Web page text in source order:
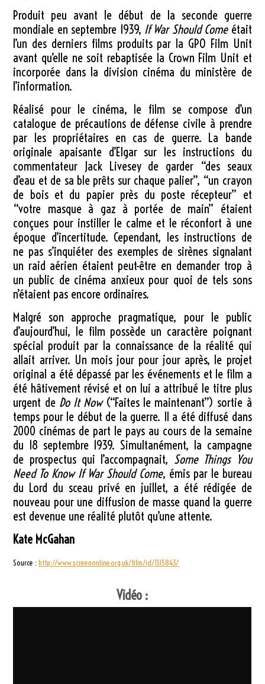
Produit peu avant le début de la seconde guerre
mondiale en septembre 1939, If War Should Comeétait
l’un des derniers films produits par la GPO Film Unit
avant qu’elle ne soit rebaptisée la Crown Film Unit et
incorporée dans la division cinéma du ministère de
l’information.
Réalisé pour le cinéma, le film se compose d’un
catalogue de précautions de défense civile à prendre
par les propriétaires en cas de guerre. La bande
originale apaisante d’Elgar sur les instructions du
commentateur Jack Livesey de garder “des seaux
d’eau et de sa ble prêts sur chaque palier”, “un crayon
de bois et du papier près du poste récepteur” et
“votre masque à gaz à portée de main” étaient
conçues pour instiller le calme et le réconfort à une
époque d’incertitude. Cependant, les instructions de
ne pas s’inquiéter des exemples de sirènes signalant
un raid aérien étaient peut-être en demander trop à
un public de cinéma anxieux pour quoi de tels sons
n’étaient pas encore ordinaires.
Malgré son approche pragmatique, pour le public
d’aujourd’hui, le film possède un caractère poignant
spécial produit par la connaissance de la réalité qui
allait arriver. Un mois jour pour jour après, le projet
original a été dépassé par les événements et le film a
été hâtivement révisé et on lui a attribué le titre plus
urgent de Do It Now(“Faites le maintenant”) sortie à
temps pour le début de la guerre. Il a été diffusé dans
2000 cinémas de part le pays au cours de la semaine
du 18 septembre 1939. Simultanément, la campagne
de prospectus qui l’accompagnait, Some Things You
Need To Know If War Should Come, émis par le bureau
du Lord du sceau privé en juillet, a été rédigée de
nouveau pour une diffusion de masse quand la guerre
est devenue une réalité plutôt qu’une attente.
Kate McGahan
Source :http://www.screenonline.org.uk/film/id/1315843/
Vidéo :